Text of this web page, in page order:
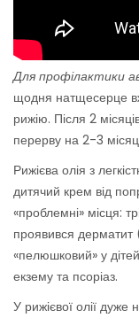
Для профілактики
щодня натщесерце
рижію. Після 2
перерву на 2-3
Рижієва олія з
дитячий крем від
«проблемні» місця:
проявився дерматит
«пелюшковий» у
екзему та псоріаз.
У рижієвої олії дуже